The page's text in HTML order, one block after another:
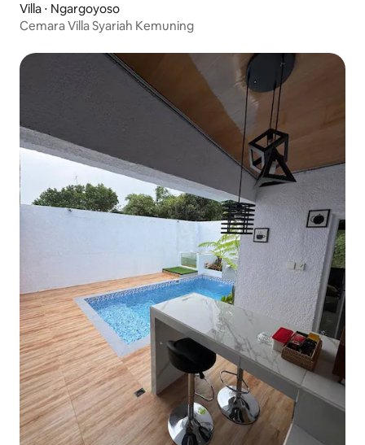
Villa ⋅ Ngargoyoso
Cemara Villa Syariah Kemuning